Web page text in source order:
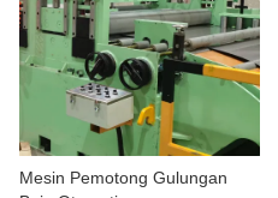
KASUS
PABRIK ACARA
HUBUNGI KAMI
Mesin Pemotong Gulungan